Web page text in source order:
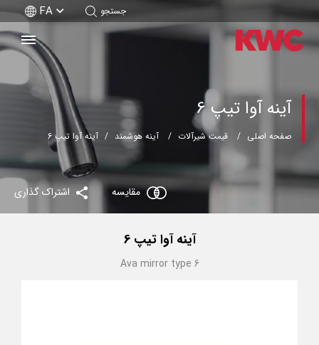
جستجو FA
آینه آوا تیپ 6
صفحه اصلی قیمت شیرآلات آینه هوشمند آینه آوا تیپ 6
مقایسه اشتراک گذاری
آینه آوا تیپ 6
Ava mirror type 6